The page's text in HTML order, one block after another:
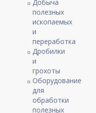
Добыча
полезных
ископаемых
и
переработка
Дробилки
и
грохоты
Оборудование
для
обработки
полезных